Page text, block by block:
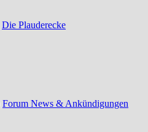
Die Plauderecke
Forum News & Ankündigungen